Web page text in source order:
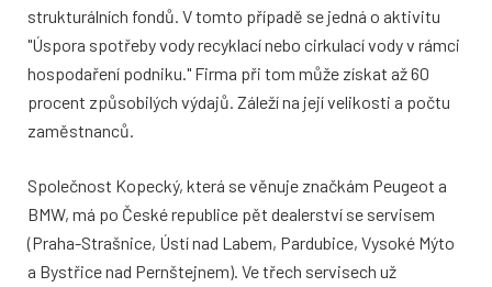
strukturálních fondů. V tomto případě se jedná o aktivitu
"Úspora spotřeby vody recyklací nebo cirkulací vody v rámci
hospodaření podniku." Firma při tom může získat až 60
procent způsobilých výdajů. Záleží na její velikosti a počtu
zaměstnanců.
Společnost Kopecký, která se věnuje značkám Peugeot a
BMW, má po České republice pět dealerství se servisem
(Praha-Strašnice, Ústí nad Labem, Pardubice, Vysoké Mýto
a Bystřice nad Pernštejnem). Ve třech servisech už